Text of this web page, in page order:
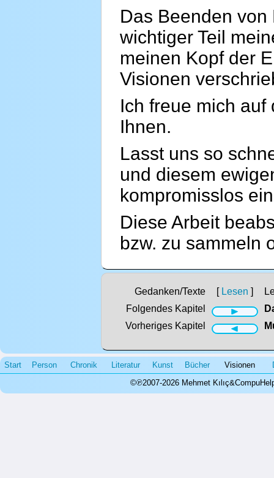
Das Beenden
wichtiger Teil
meinen Kopf der
Visionen
Ich freue mich
Ihnen.
Lasst uns so
und diesem
kompromisslos
Diese Arbeit
bzw. zu sammeln
Gedanken/Texte [ Lesen ]
Folgendes Kapitel
Vorheriges Kapitel
Start Person Chronik Literatur Kunst Bücher Visionen
©℗2007-2026 Mehmet